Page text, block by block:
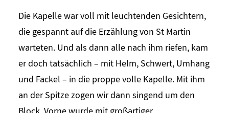
Die Kapelle war voll mit leuchtenden Gesichtern,
die gespannt auf die Erzählung von St Martin
warteten. Und als dann alle nach ihm riefen, kam
er doch tatsächlich – mit Helm, Schwert, Umhang
und Fackel – in die proppe volle Kapelle. Mit ihm
an der Spitze zogen wir dann singend um den